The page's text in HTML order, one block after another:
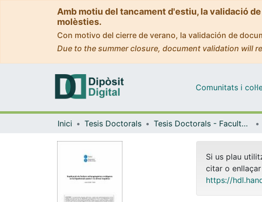
Amb motiu del tancament d'estiu, la validació
molèsties.
Con motivo del cierre de verano, la validación de
Due to the summer closure, document validation will
Comunitats i
Inici Tesis Doctorals Tesis Doctorals - Facultat - Medicina
Si us plau
citar o
https://